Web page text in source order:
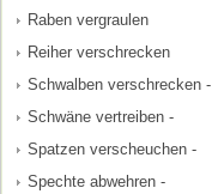
Raben vergraulen
Reiher verschrecken
Schwalben verschrecken -
Schwäne vertreiben -
Spatzen verscheuchen -
Spechte abwehren -